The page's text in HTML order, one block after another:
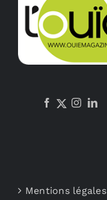
Mentions légales